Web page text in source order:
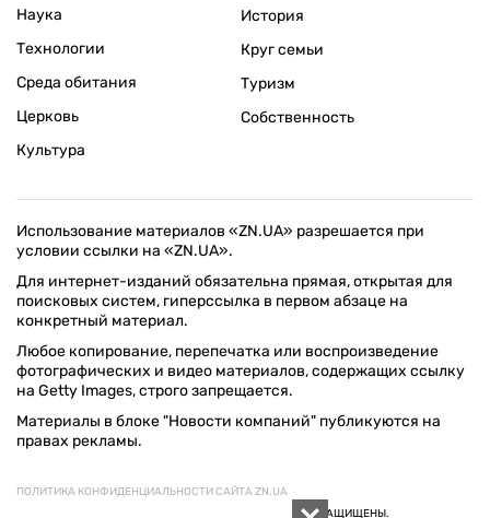
Наука
Технологии
Среда обитания
Церковь
Культура
История
Круг семьи
Туризм
Собственность
Использование материалов «ZN.UA» разрешается при
условии ссылки на «ZN.UA».
Для интернет-изданий обязательна прямая, открытая для
поисковых систем, гиперссылка в первом абзаце на
конкретный материал.
Любое копирование, перепечатка или воспроизведение
фотографических и видео материалов, содержащих ссылку
на Getty Images, строго запрещается.
Материалы в блоке "Новости компаний" публикуются на
правах рекламы.
ПОЛИТИКА КОНФИДЕНЦИАЛЬНОСТИ САЙТА ZN.UA
© 1994–2026 «ЗЕРКАЛО НЕДЕЛИ. УКРАИНА». ВСЕ ПРАВА ЗАЩИЩЕНЫ.